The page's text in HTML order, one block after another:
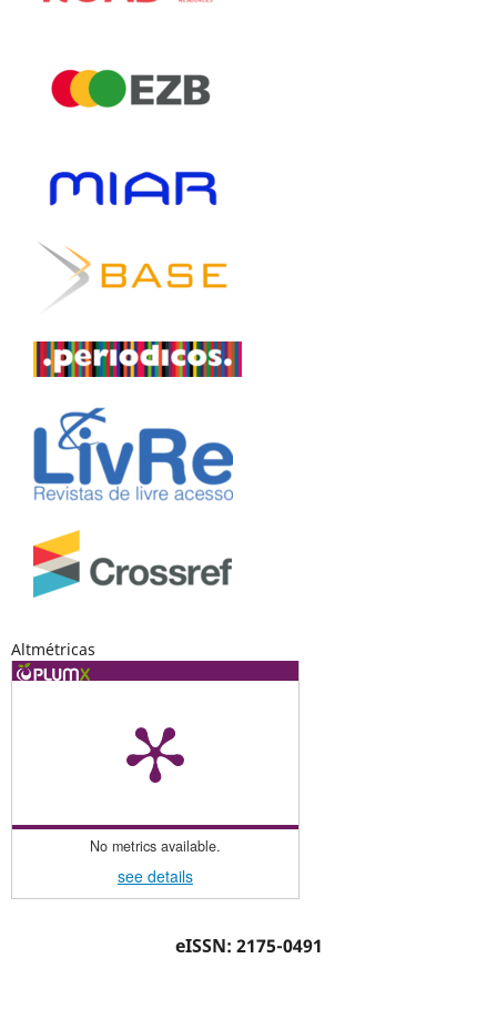
Altmétricas
No metrics available.
see details
eISSN: 2175-0491